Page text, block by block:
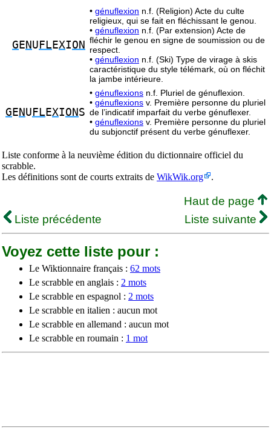
G E N U FL EXION
• génuflexion n.f. (Religion) Acte du culte
religieux, qui se fait en fléchissant le genou.
• génuflexion n.f. (Par extension) Acte de
fléchir le genou en signe de soumission ou de
respect.
• génuflexion n.f. (Ski) Type de virage à skis
caractéristique du style télémark, où on fléchit
la jambe intérieure.
G E N U FL EXION S
• génuflexions n.f. Pluriel de génuflexion.
• génuflexions v. Première personne du pluriel
de l’indicatif imparfait du verbe génuflexer.
• génuflexions v. Première personne du pluriel
du subjonctif présent du verbe génuflexer.
Liste conforme à la neuvième édition du dictionnaire officiel du
scrabble.
Les définitions sont de courts extraits de WikWik.org .
Haut de page
Liste précédente
Liste suivante
Voyez cette liste pour :
Le Wiktionnaire français : 62 mots
Le scrabble en anglais : 2 mots
Le scrabble en espagnol : 2 mots
Le scrabble en italien : aucun mot
Le scrabble en allemand : aucun mot
Le scrabble en roumain : 1 mot